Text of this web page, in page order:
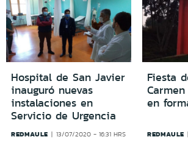
Hospital de San Javier
inauguró nuevas
instalaciones en
Servicio de Urgencia
REDMAULE 13/07/2020 - 16:31 HRS
Fiesta
en
REDMAULE